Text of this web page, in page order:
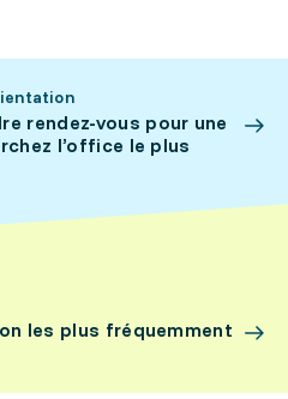
rendez-vous pour une
l’office le plus
les plus fréquemment